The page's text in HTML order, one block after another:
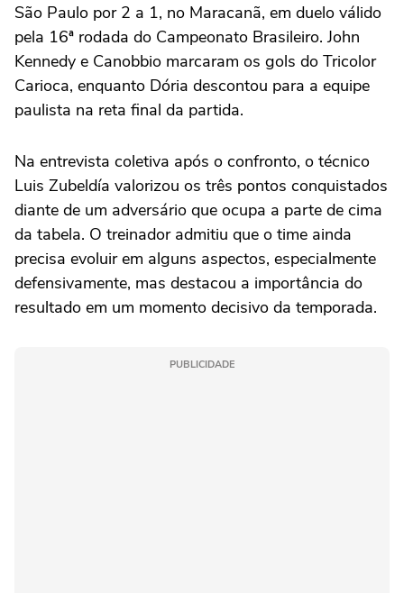
São Paulo por 2 a 1, no Maracanã, em duelo válido
pela 16ª rodada do Campeonato Brasileiro. John
Kennedy e Canobbio marcaram os gols do Tricolor
Carioca, enquanto Dória descontou para a equipe
paulista na reta final da partida.
Na entrevista coletiva após o confronto, o técnico
Luis Zubeldía valorizou os três pontos conquistados
diante de um adversário que ocupa a parte de cima
da tabela. O treinador admitiu que o time ainda
precisa evoluir em alguns aspectos, especialmente
defensivamente, mas destacou a importância do
resultado em um momento decisivo da temporada.
PUBLICIDADE